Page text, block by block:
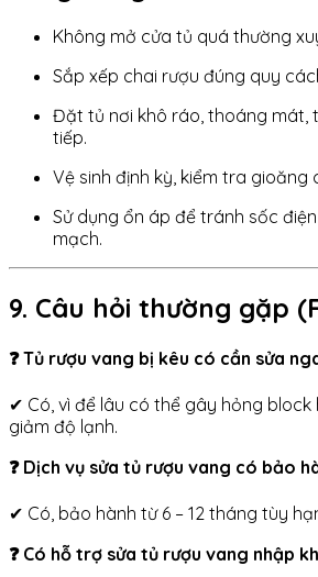
Không mở cửa tủ quá thường
Sắp xếp chai rượu đúng quy
Đặt tủ nơi khô ráo, thoáng mát,
tiếp.
Vệ sinh định kỳ, kiểm tra gioăng
Sử dụng ổn áp để tránh sốc
mạch.
9. Câu hỏi thường gặp
❓ Tủ rượu vang bị kêu có cần sửa
✔ Có, vì để lâu có thể gây hỏng
giảm độ lạnh.
❓ Dịch vụ sửa tủ rượu vang có bảo
✔ Có, bảo hành từ 6 – 12 tháng tùy
❓ Có hỗ trợ sửa tủ rượu vang nhập